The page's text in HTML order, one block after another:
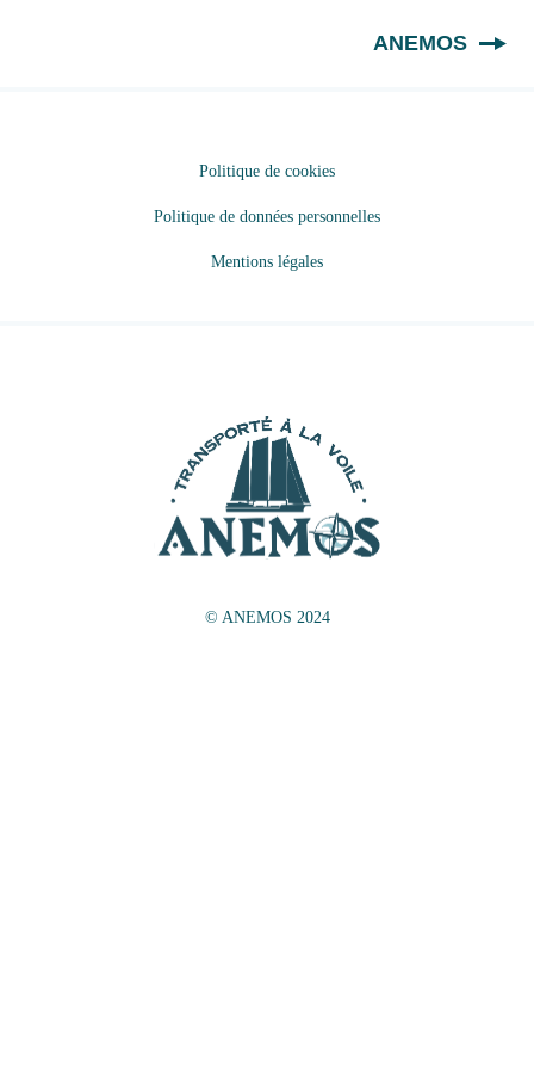
ANEMOS
Politique de cookies
Politique de données personnelles
Mentions légales
© ANEMOS 2024